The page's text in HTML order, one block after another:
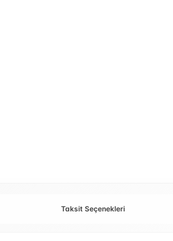
Taksit Seçenekleri